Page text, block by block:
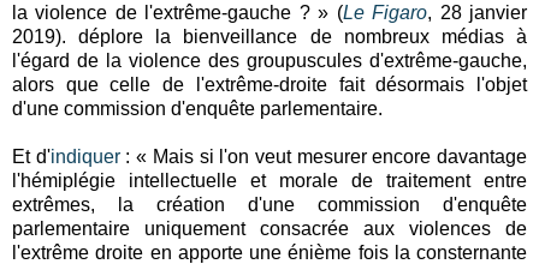
la violence de l'extrême-gauche ? » (Le Figaro, 28 janvier
2019). déplore la bienveillance de nombreux médias à
l'égard de la violence des groupuscules d'extrême-gauche,
alors que celle de l'extrême-droite fait désormais l'objet
d'une commission d'enquête parlementaire.
Et d'indiquer: « Mais si l'on veut mesurer encore davantage
l'hémiplégie intellectuelle et morale de traitement entre
extrêmes, la création d'une commission d'enquête
parlementaire uniquement consacrée aux violences de
l'extrême droite en apporte une énième fois la consternante